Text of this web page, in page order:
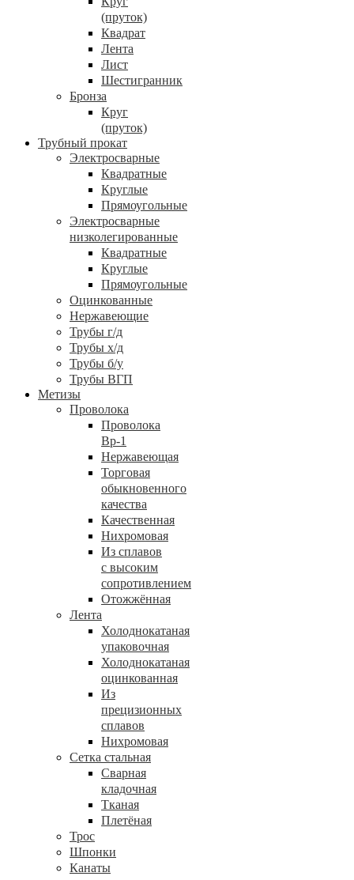
(пруток)
Квадрат
Лента
Лист
Шестигранник
Бронза
Круг
(пруток)
Трубный прокат
Электросварные
Квадратные
Круглые
Прямоугольные
Электросварные
низколегированные
Квадратные
Круглые
Прямоугольные
Оцинкованные
Нержавеющие
Трубы г/д
Трубы х/д
Трубы б/у
Трубы ВГП
Метизы
Проволока
Проволока
Вр-1
Нержавеющая
Торговая
обыкновенного
качества
Качественная
Нихромовая
Из сплавов
с высоким
сопротивлением
Отожжённая
Лента
Холоднокатаная
упаковочная
Холоднокатаная
оцинкованная
Из
прецизионных
сплавов
Нихромовая
Сетка стальная
Сварная
кладочная
Тканая
Плетёная
Трос
Шпонки
Канаты